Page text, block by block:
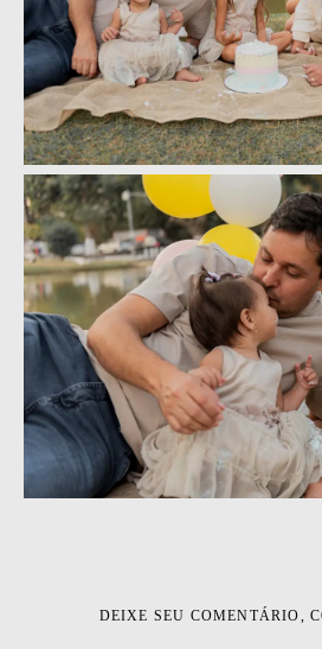
DEIXE SEU COMENTÁRIO,